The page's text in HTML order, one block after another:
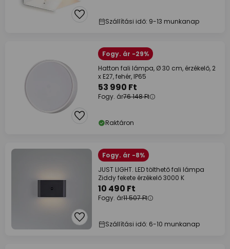
Szállítási idő: 9-13 munkanap
Fogy. ár -29%
Hatton fali lámpa, Ø 30 cm, érzékelő, 2
x E27, fehér, IP65
53 990 Ft
Fogy. ár76 148 Ft
Raktáron
Fogy. ár -8%
JUST LIGHT. LED tölthető fali lámpa
Ziddy fekete érzékelő 3000 K
10 490 Ft
Fogy. ár11 507 Ft
Szállítási idő: 6-10 munkanap